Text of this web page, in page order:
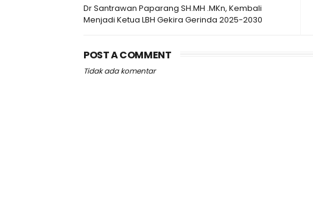
Dr Santrawan Paparang SH.MH .MKn, Kembali
Menjadi Ketua LBH Gekira Gerinda 2025-2030
POST A COMMENT
Tidak ada komentar